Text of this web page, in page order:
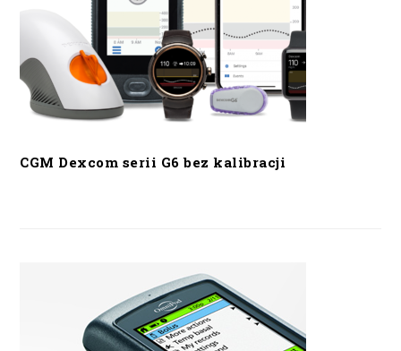
CGM Dexcom serii G6 bez kalibracji